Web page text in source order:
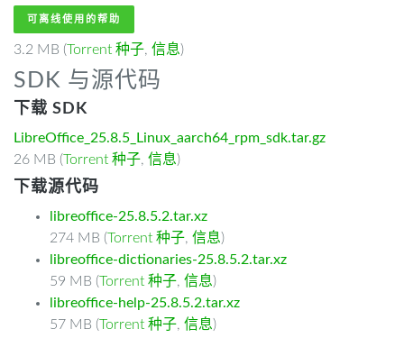
可离线使用的帮助
3.2 MB (Torrent 种子, 信息)
SDK 与源代码
下载 SDK
LibreOffice_25.8.5_Linux_aarch64_rpm_sdk.tar.gz
26 MB (Torrent 种子, 信息)
下载源代码
libreoffice-25.8.5.2.tar.xz
274 MB (Torrent 种子, 信息)
libreoffice-dictionaries-25.8.5.2.tar.xz
59 MB (Torrent 种子, 信息)
libreoffice-help-25.8.5.2.tar.xz
57 MB (Torrent 种子, 信息)